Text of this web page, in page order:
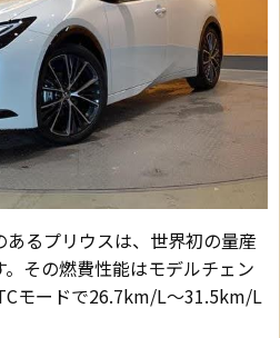
るプリウスは、世界初の量産
その燃費性能はモデルチェン
モードで26.7km/L～31.5km/L